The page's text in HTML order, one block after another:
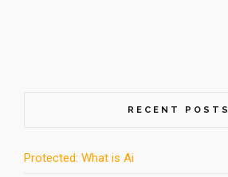
RECENT POSTS
Protected: What is Ai